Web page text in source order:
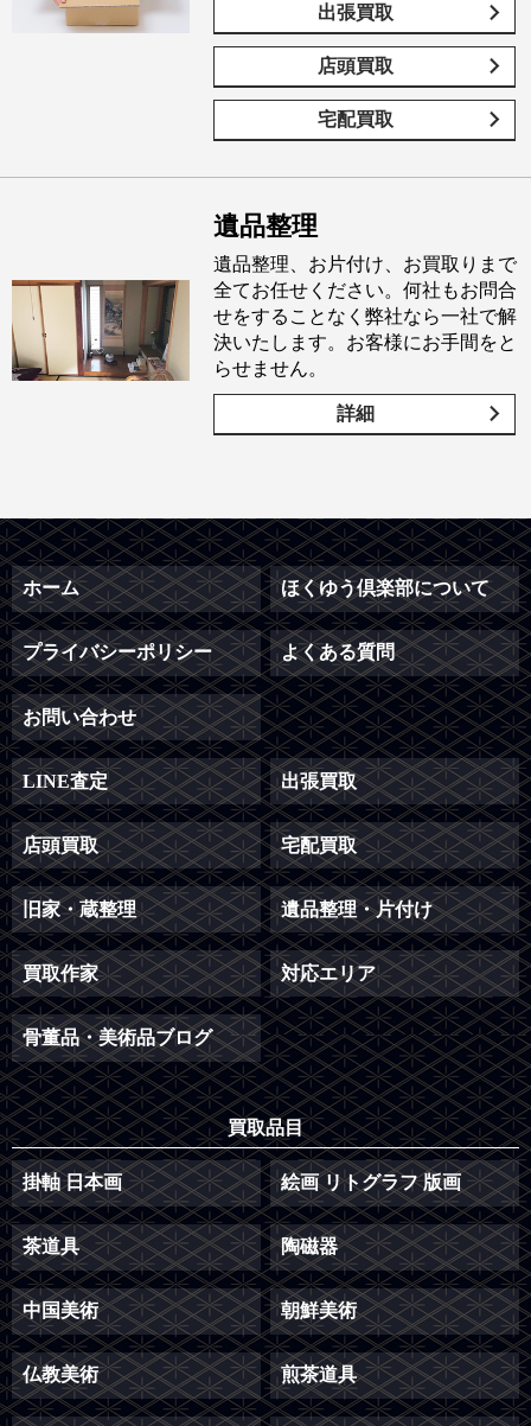
出張買取
店頭買取
宅配買取
遺品整理
遺品整理、お片付け、お買取りまで
全てお任せください。何社もお問合
せをすることなく弊社なら一社で解
決いたします。お客様にお手間をと
らせません。
詳細
ホーム ほくゆう倶楽部について
プライバシーポリシー よくある質問
お問い合わせ
LINE査定 出張買取
店頭買取 宅配買取
旧家・蔵整理 遺品整理・片付け
買取作家 対応エリア
骨董品・美術品ブログ
買取品目
掛軸 日本画 絵画 リトグラフ 版画
茶道具 陶磁器
中国美術 朝鮮美術
仏教美術 煎茶道具